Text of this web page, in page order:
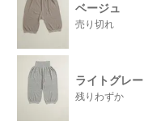
ベージュ
売り切れ
ライトグレー
残りわずか